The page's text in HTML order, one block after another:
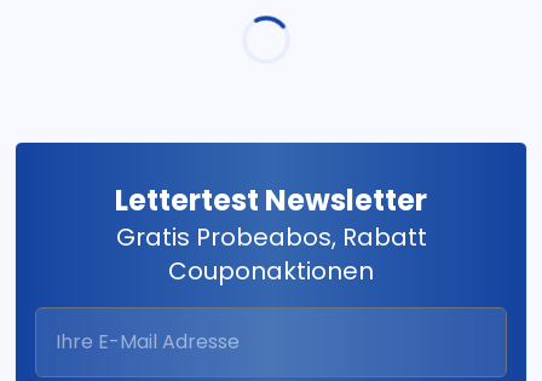
Lettertest Newsletter
Gratis Probeabos, Rabatt
Couponaktionen